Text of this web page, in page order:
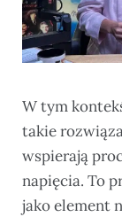
W tym
takie
wspierają
napięcia. To
jako element